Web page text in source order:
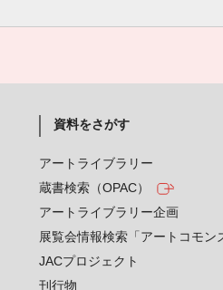
資料をさがす
アートライブラリー
蔵書検索（OPAC）
アートライブラリー企画
展覧会情報検索「アートコモン
JACプロジェクト
刊行物